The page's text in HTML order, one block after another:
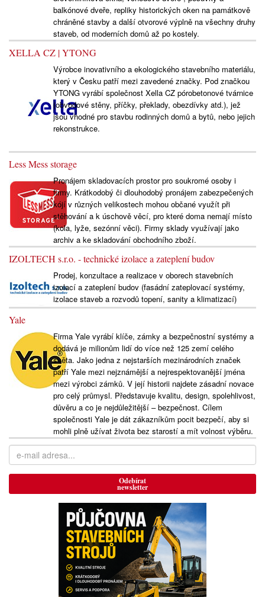
balkónové dveře, repliky historických oken na památkově
chráněné stavby a další otvorové výplně na všechny druhy
staveb, od moderních domů až po kostely.
XELLA CZ | YTONG
Výrobce inovativního a ekologického stavebního materiálu,
který v Česku patří mezi zavedené značky. Pod značkou
YTONG vyrábí společnost Xella CZ pórobetonové tvárnice
(obvodové stěny, příčky, překlady, obezdívky atd.), jež
jsou vhodné pro stavbu rodinných domů a bytů, nebo jejich
rekonstrukce.
Less Mess storage
Pronájem skladovacích prostor pro soukromé osoby i
firmy. Krátkodobý či dlouhodobý pronájem zabezpečených
kójí v různých velikostech mohou občané využít při
stěhování a k úschově věcí, pro které doma nemají místo
(kola, lyže, sezónní věci). Firmy sklady využívají jako
archiv a ke skladování obchodního zboží.
IZOLTECH s.r.o. - technické izolace a zateplení budov
Prodej, konzultace a realizace v oborech stavebních
izolací a zateplení budov (fasádní zateplovací systémy,
izolace staveb a rozvodů topení, sanity a klimatizací)
Yale
Firma Yale vyrábí klíče, zámky a bezpečnostní systémy a
dodává je milionům lidí do více než 125 zemí celého
světa. Jako jedna z nejstarších mezinárodních značek
patří Yale mezi nejznámější a nejrespektovanější jména
mezi výrobci zámků. V její historii najdete zásadní novace
pro celý průmysl. Představuje kvalitu, design, spolehlivost,
důvěru a co je nejdůležitější – bezpečnost. Cílem
společnosti Yale je dát zákazníkům pocit bezpečí, aby si
mohli plně užívat života bez starostí a mít volnost výběru.
Odebírat
newsletter